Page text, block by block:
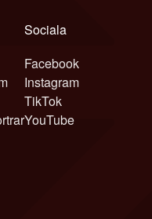
Sociala
Facebook
Instagram
TikTok
YouTube